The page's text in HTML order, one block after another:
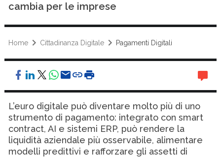
cambia per le imprese
Home Cittadinanza Digitale Pagamenti Digitali
L’euro digitale può diventare molto più di uno
strumento di pagamento: integrato con smart
contract, AI e sistemi ERP, può rendere la
liquidità aziendale più osservabile, alimentare
modelli predittivi e rafforzare gli assetti di